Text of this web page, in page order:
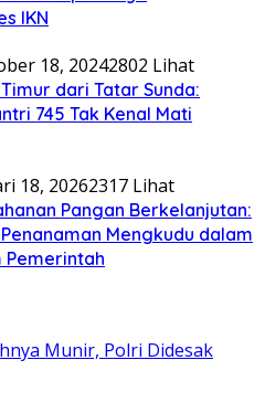
IKN
18, 20242802 Lihat
dari Tatar Sunda:
745 Tak Kenal Mati
18, 20262317 Lihat
Pangan Berkelanjutan:
Mengkudu dalam
Pemerintah